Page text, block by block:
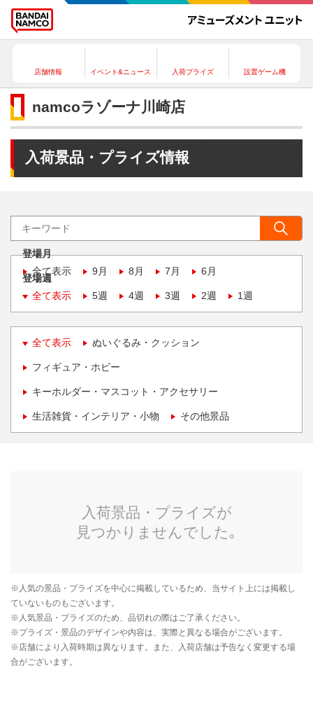
店舗情報 イベント&ニュース 入荷プライズ 設置ゲーム機
namcoラゾーナ川崎店
入荷景品・プライズ情報
登場月
全て表示
9月 8月 7月 6月
登場週
全て表示
5週 4週 3週 2週 1週
全て表示 ぬいぐるみ・クッション
フィギュア・ホビー
キーホルダー・マスコット・アクセサリー
生活雑貨・インテリア・小物 その他景品